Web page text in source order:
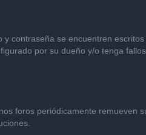
contraseña se encuentren
por su dueño y/o tenga
foros periódicamente remueven